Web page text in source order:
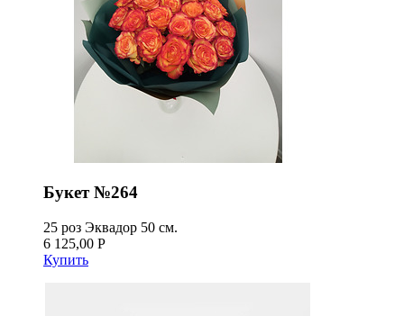
Букет №264
25 роз Эквадор 50 см.
6 125,00 Р
Купить